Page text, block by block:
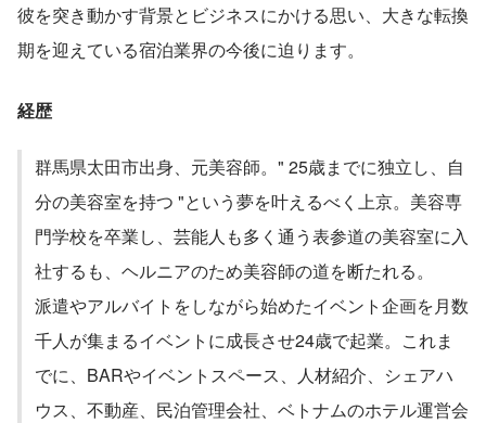
彼を突き動かす背景とビジネスにかける思い、大きな転換
期を迎えている宿泊業界の今後に迫ります。
経歴
群馬県太田市出身、元美容師。" 25歳までに独立し、自
分の美容室を持つ "という夢を叶えるべく上京。美容専
門学校を卒業し、芸能人も多く通う表参道の美容室に入
社するも、ヘルニアのため美容師の道を断たれる。
派遣やアルバイトをしながら始めたイベント企画を月数
千人が集まるイベントに成長させ24歳で起業。これま
でに、BARやイベントスペース、人材紹介、シェアハ
ウス、不動産、民泊管理会社、ベトナムのホテル運営会